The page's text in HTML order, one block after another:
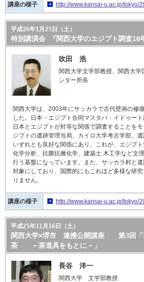
講座の様子 http://www.kansai-u.ac.jp/tokyo/
平成26年1月25日（土）
特別講演会 『関西大学のエジプト調査10
吹田 浩
関西大学文学部教授、関西大学
ンター所長
関西大学は、2003年にサッカラで古代壁画の修
した。日本・エジプト合同マスタバ・イドゥート
日本とエジプトが対等な関係で調査することを
ジプトの遺跡管理当局、カイロ大学考古学部、
いずれとも良好な関係にあり、これが、エジプ
化学分析、抗菌抗黴化学、建築土 木工学など文
行う基盤になっています。また、サッカラ村と
対象にしており、国際的にもこれほど多様な研
りません。
講座の様子 http://www.kansai-u.ac.jp/tokyo/
平成25年11月16日（土）
関西大学×堺市 連携公開講座 第3回「
茶 －茶道具をもとに－」
長谷 洋一
関西大学 文学部教授